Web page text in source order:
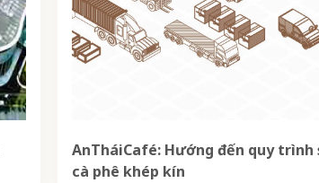
AnTháiCafé: Hướng đến quy trình
cà phê khép kín